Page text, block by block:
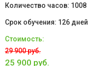
1008
126 дней
29 900 руб.
25 900 руб.